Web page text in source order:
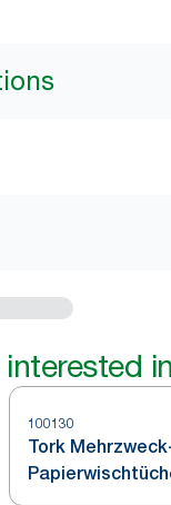
100130
Tork
Innenabrollung